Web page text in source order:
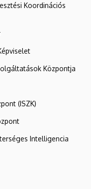
Koordinációs
Központja
(ISZK)
Intelligencia